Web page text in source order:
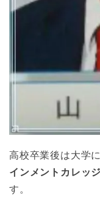
高校卒業後は大学
インメントカレッ
す。